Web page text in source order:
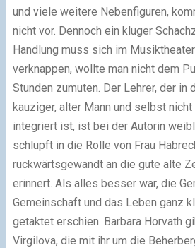
und viele weitere Nebenfiguren,
nicht vor. Dennoch ein kluger
Handlung muss sich im
verknappen, wollte man nicht dem
Stunden zumuten. Der Lehrer, der in
kauziger, alter Mann und selbst
integriert ist, ist bei der Autorin
schlüpft in die Rolle von Frau
rückwärtsgewandt an die gute alte
erinnert. Als alles besser war, die
Gemeinschaft und das Leben ganz
getaktet erschien. Barbara Horvath
Virgilova, die mit ihr um die